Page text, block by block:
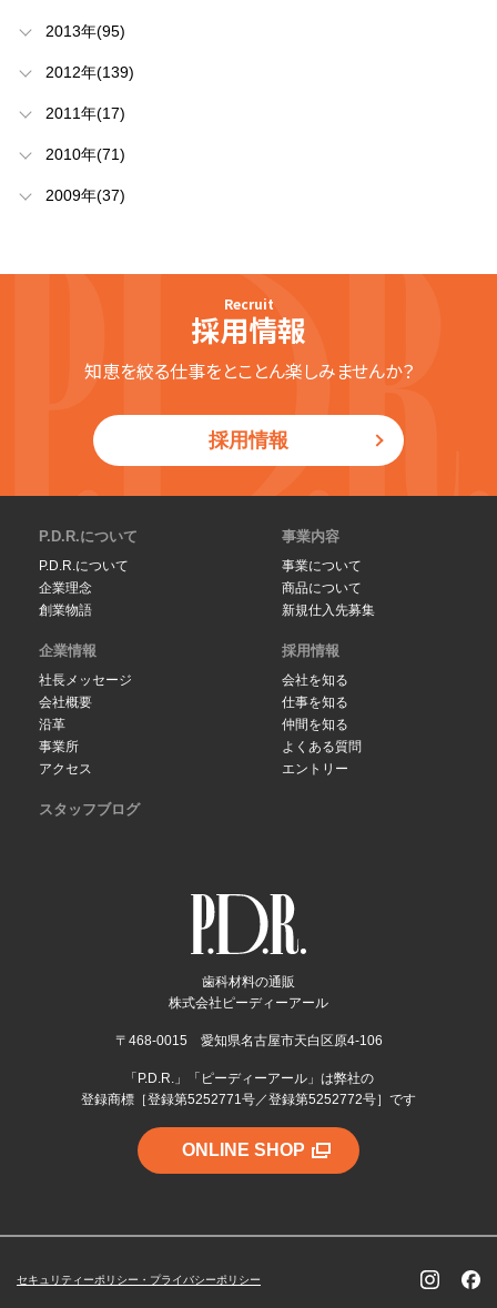
2013年(95)
2012年(139)
2011年(17)
2010年(71)
2009年(37)
Recruit
採用情報
知恵を絞る仕事をとことん楽しみませんか？
採用情報
歯科材料の通販
株式会社ピーディーアール
〒468-0015 愛知県名古屋市天白区原4-106
「P.D.R.」「ピーディーアール」は弊社の
登録商標［登録第5252771号／登録第5252772号］です
ONLINE SHOP
P.D.R.について
P.D.R.について
企業理念
創業物語
事業内容
事業について
商品について
新規仕入先募集
企業情報
社長メッセージ
会社概要
沿革
事業所
アクセス
採用情報
会社を知る
仕事を知る
仲間を知る
よくある質問
エントリー
スタッフブログ
セキュリティーポリシー・プライバシーポリシー